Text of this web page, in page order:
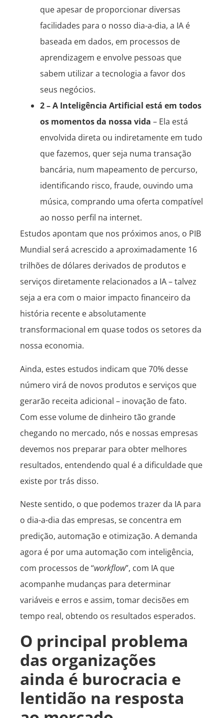
que apesar de proporcionar diversas
facilidades para o nosso dia-a-dia, a IA é
baseada em dados, em processos de
aprendizagem e envolve pessoas que
sabem utilizar a tecnologia a favor dos
seus negócios.
2 – A Inteligência Artificial está em todos
os momentos da nossa vida – Ela está
envolvida direta ou indiretamente em tudo
que fazemos, quer seja numa transação
bancária, num mapeamento de percurso,
identificando risco, fraude, ouvindo uma
música, comprando uma oferta compatível
ao nosso perfil na internet.
Estudos apontam que nos próximos anos, o PIB
Mundial será acrescido a aproximadamente 16
trilhões de dólares derivados de produtos e
serviços diretamente relacionados a IA – talvez
seja a era com o maior impacto financeiro da
história recente e absolutamente
transformacional em quase todos os setores da
nossa economia.
Ainda, estes estudos indicam que 70% desse
número virá de novos produtos e serviços que
gerarão receita adicional – inovação de fato.
Com esse volume de dinheiro tão grande
chegando no mercado, nós e nossas empresas
devemos nos preparar para obter melhores
resultados, entendendo qual é a dificuldade que
existe por trás disso.
Neste sentido, o que podemos trazer da IA para
o dia-a-dia das empresas, se concentra em
predição, automação e otimização. A demanda
agora é por uma automação com inteligência,
com processos de “workflow”, com IA que
acompanhe mudanças para determinar
variáveis e erros e assim, tomar decisões em
tempo real, obtendo os resultados esperados.
O principal problema
das organizações
ainda é burocracia e
lentidão na resposta